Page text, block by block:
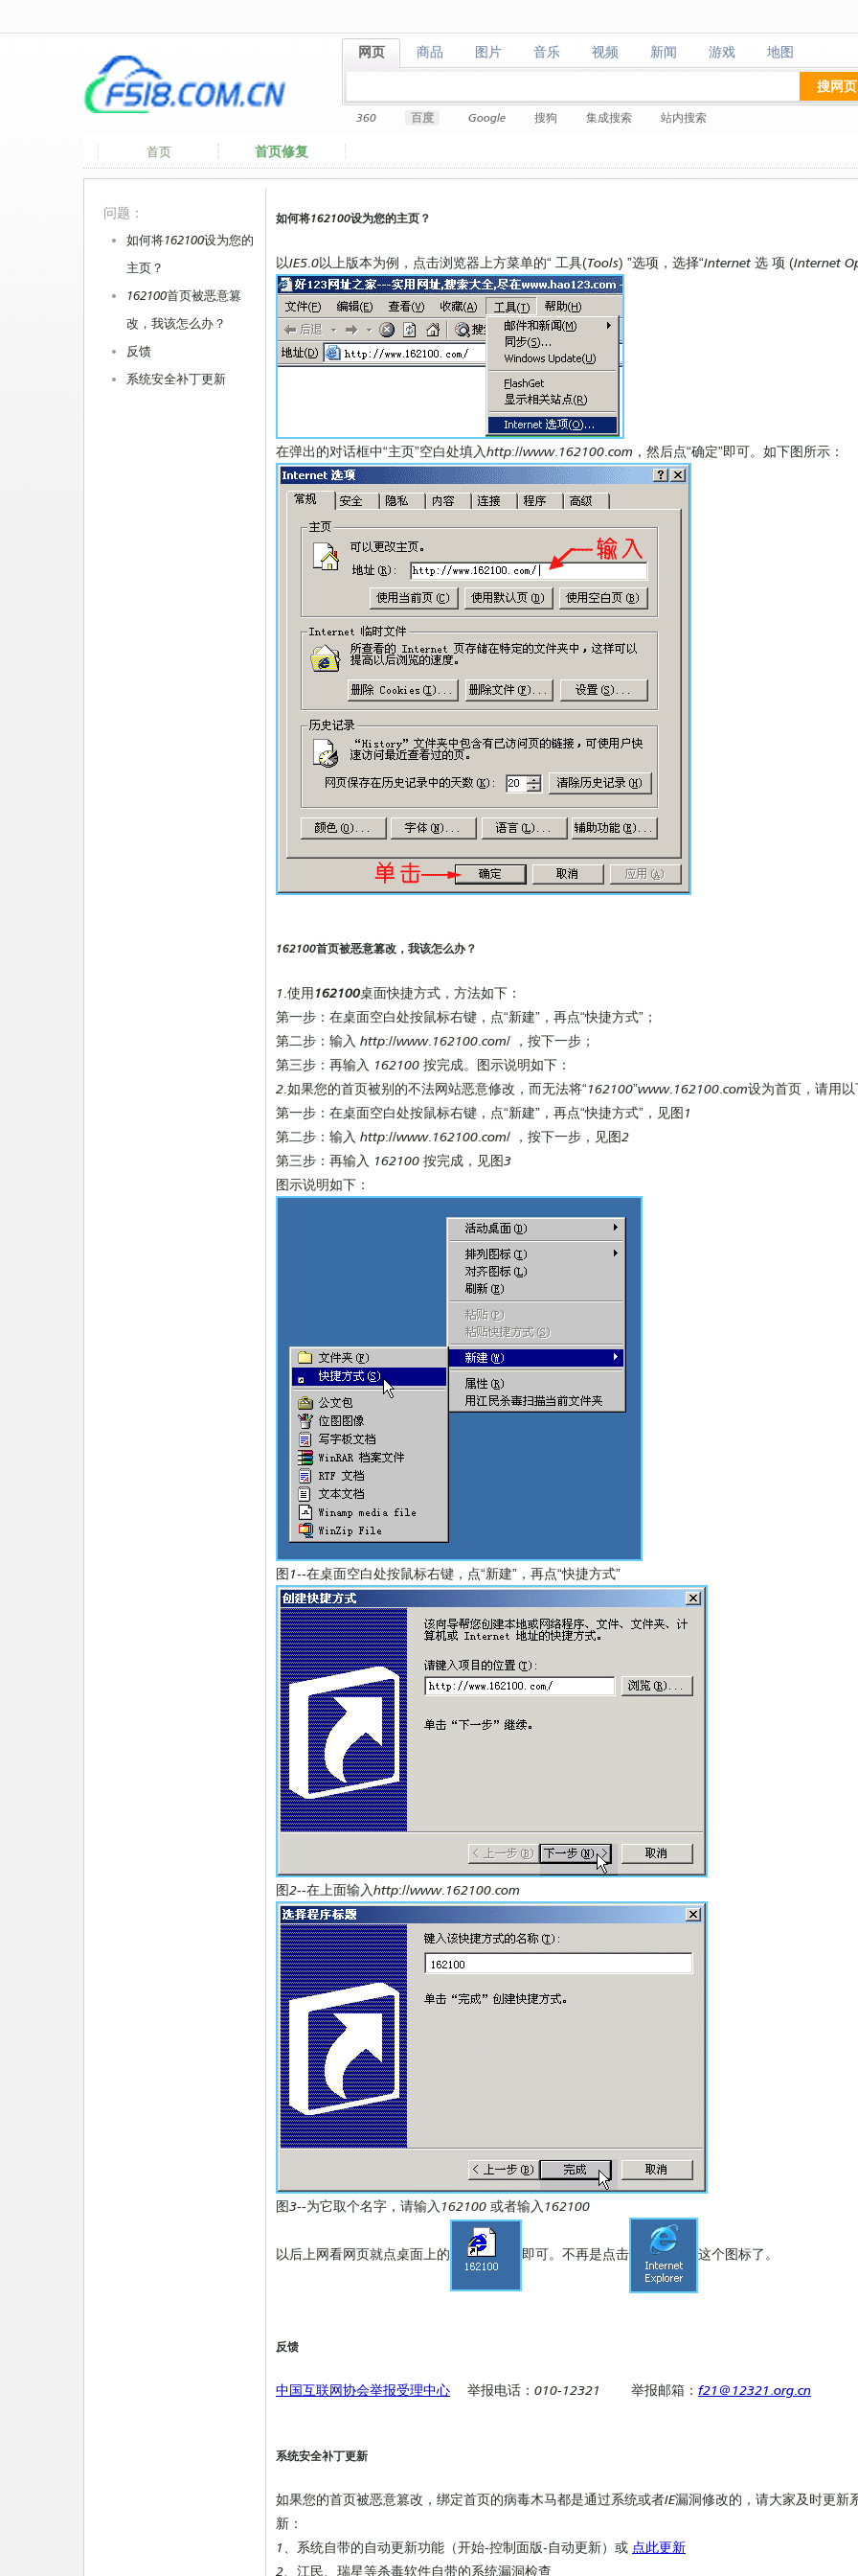
网页
网页 商品
商品 图片
图片 音乐
音乐 视频
视频 新闻
新闻 游戏
游戏 地图
地图
搜网页
360 百度 Google 搜狗 集成搜索 站内搜索
首页 首页修复
问题：
如何将162100设为您的
主页？
162100首页被恶意篡
改，我该怎么办？
反馈
系统安全补丁更新
如何将162100设为您的主页？
以IE5.0以上版本为例，点击浏览器上方菜单的“ 工具(Tools) ”选项，选择“Internet 选 项 (Internet
在弹出的对话框中“主页”空白处填入http://www.162100.com，然后点“确定”即可。如下图所示：
162100首页被恶意篡改，我该怎么办？
1.使用162100桌面快捷方式，方法如下：
第一步：在桌面空白处按鼠标右键，点“新建”，再点“快捷方式”；
第二步：输入 http://www.162100.com/ ，按下一步；
第三步：再输入 162100 按完成。图示说明如下：
2.如果您的首页被别的不法网站恶意修改，而无法将“162100”www.162100.com设为首页，请用
第一步：在桌面空白处按鼠标右键，点“新建”，再点“快捷方式”，见图1
第二步：输入 http://www.162100.com/ ，按下一步，见图2
第三步：再输入 162100 按完成，见图3
图示说明如下：
图1--在桌面空白处按鼠标右键，点“新建”，再点“快捷方式”
图2--在上面输入http://www.162100.com
图3--为它取个名字，请输入162100 或者输入162100
以后上网看网页就点桌面上的 即可。不再是点击 这个图标了。
反馈
中国互联网协会举报受理中心 举报电话：010-12321 举报邮箱： f21＠12321.org.cn
系统安全补丁更新
如果您的首页被恶意篡改，绑定首页的病毒木马都是通过系统或者IE漏洞修改的，请大家及时更
新：
1、系统自带的自动更新功能（开始-控制面版-自动更新）或 点此更新
2、江民、瑞星等杀毒软件自带的系统漏洞检查